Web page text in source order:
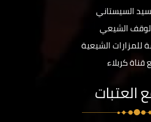
السيستاني
الشيعي
للمزارات الشيعية
كربلاء
العتبات